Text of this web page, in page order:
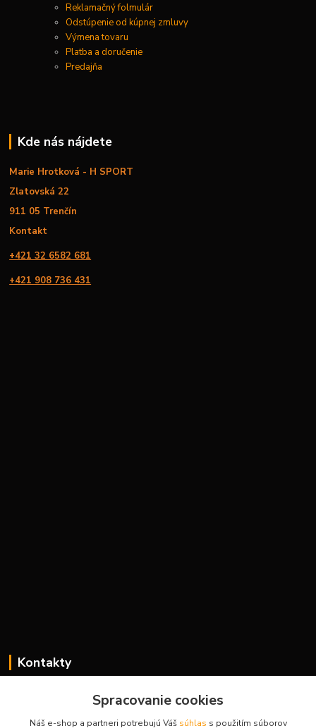
Reklamačný folmulár
Odstúpenie od kúpnej zmluvy
Výmena tovaru
Platba a doručenie
Predajňa
Kde nás nájdete
Marie Hrotková - H SPORT
Zlatovská 22
911 05 Trenčín
Kontakt
+421 32 6582 681
+421 908 736 431
Kontakty
H-Sport
Spracovanie cookies
Náš e-shop a partneri potrebujú Váš súhlas s použitím súborov